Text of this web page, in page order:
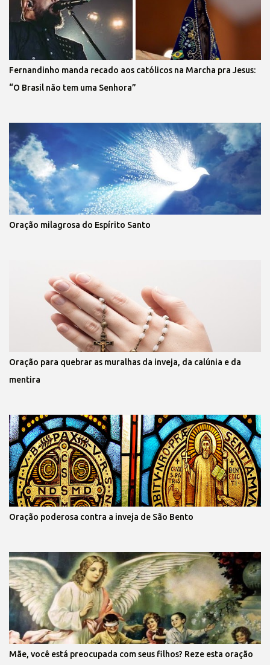
Fernandinho manda recado aos católicos na Marcha pra Jesus:
“O Brasil não tem uma Senhora”
Oração milagrosa do Espírito Santo
Oração para quebrar as muralhas da inveja, da calúnia e da
mentira
Oração poderosa contra a inveja de São Bento
Mãe, você está preocupada com seus filhos? Reze esta oração